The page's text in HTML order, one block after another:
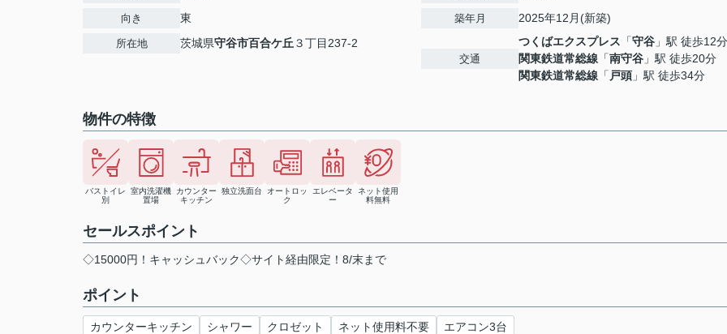
向き 東
所在地 茨城県守谷市百合ケ丘 ３丁目237-2
築年月 2025年12月(新築)
交通
つくばエクスプレス 「守谷 」駅 徒歩12分
関東鉄道常総線 「南守谷 」駅 徒歩20分
関東鉄道常総線 「 戸頭 」駅 徒歩34分
物件の特徴
バストイレ
別
室内洗濯機
置場
カウンター
キッチン
独立洗面台
オートロッ
ク
エレベータ
ー
ネット使用
料無料
セールスポイント
◇15000円！キャッシュバック◇サイト経由限定！8/末まで
ポイント
カウンターキッチン シャワー クロゼット ネット使用料不要 エアコン3台